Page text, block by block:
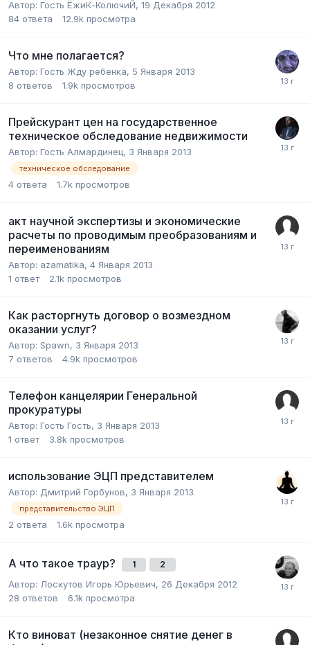
Автор: Гость ЁжиК-КолючиЙ, 19 Декабря 2012
84 ответа 12.9k просмотра
Что мне полагается?
Автор: Гость Жду ребенка, 5 Января 2013
8 ответов 1.9k просмотров
Прейскурант цен на государственное
техническое обследование недвижимости
Автор: Гость Алмардинец, 3 Января 2013
техническое обследование
4 ответа 1.7k просмотров
акт научной экспертизы и экономические
расчеты по проводимым преобразованиям и
переименованиям
Автор: azamatika, 4 Января 2013
1 ответ 2.1k просмотров
Как расторгнуть договор о возмездном
оказании услуг?
Автор: Spawn, 3 Января 2013
7 ответов 4.9k просмотров
Телефон канцелярии Генеральной
прокуратуры
Автор: Гость Гость, 3 Января 2013
1 ответ 3.8k просмотров
использование ЭЦП представителем
Автор: Дмитрий Горбунов, 3 Января 2013
представительство ЭЦП
2 ответа 1.6k просмотра
А что такое траур? 1 2
Автор: Лоскутов Игорь Юрьевич, 26 Декабря 2012
28 ответов 6.1k просмотра
Кто виноват (незаконное снятие денег в